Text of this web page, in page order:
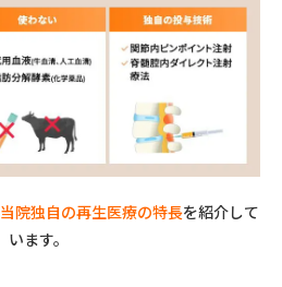
当院独自の再生医療の特長を紹介して
います。